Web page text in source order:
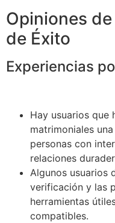
Opiniones
de Éxito
Experiencias
Hay usuarios que
matrimoniales
personas con
relaciones
Algunos usuarios
verificación y las
herramientas
compatibles.